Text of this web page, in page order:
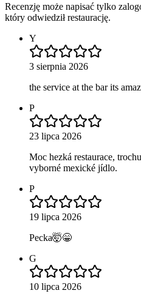
Recenzję może napisać tylko
który odwiedził restaurację.
Y
3 sierpnia 2026
the service at the bar its
P
23 lipca 2026
Moc hezká restaurace,
vyborné mexické jídlo.
P
19 lipca 2026
Pecka🤯😁
G
10 lipca 2026